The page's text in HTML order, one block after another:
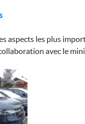
aspects les plus
avec le